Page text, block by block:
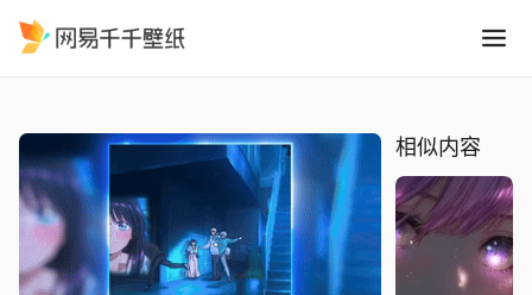
相似内容